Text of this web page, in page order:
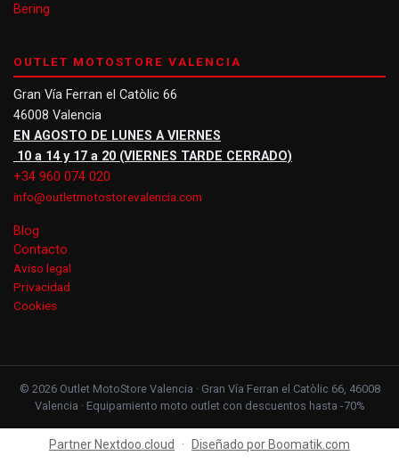
Bering
OUTLET MOTOSTORE VALENCIA
Gran Vía Ferran el Catòlic 66
46008 Valencia
EN AGOSTO DE LUNES A VIERNES
10 a 14 y 17 a 20 (VIERNES TARDE CERRADO)
+34 960 074 020
info@outletmotostorevalencia.com
Blog
Contacto
Aviso legal
Privacidad
Cookies
© 2026 Outlet MotoStore Valencia · Gran Vía Ferran el Catòlic 66, 46008
Valencia · Equipamiento moto outlet con descuentos hasta -70%
Partner Nextdoo.cloud · Diseñado por Boomatik.com